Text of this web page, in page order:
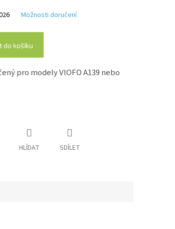
Možnosti doručení
do košíku
pro modely VIOFO A139 nebo
HLÍDAT SDÍLET